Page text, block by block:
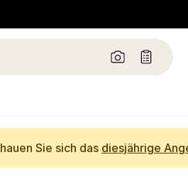
Sie sich das diesjährige